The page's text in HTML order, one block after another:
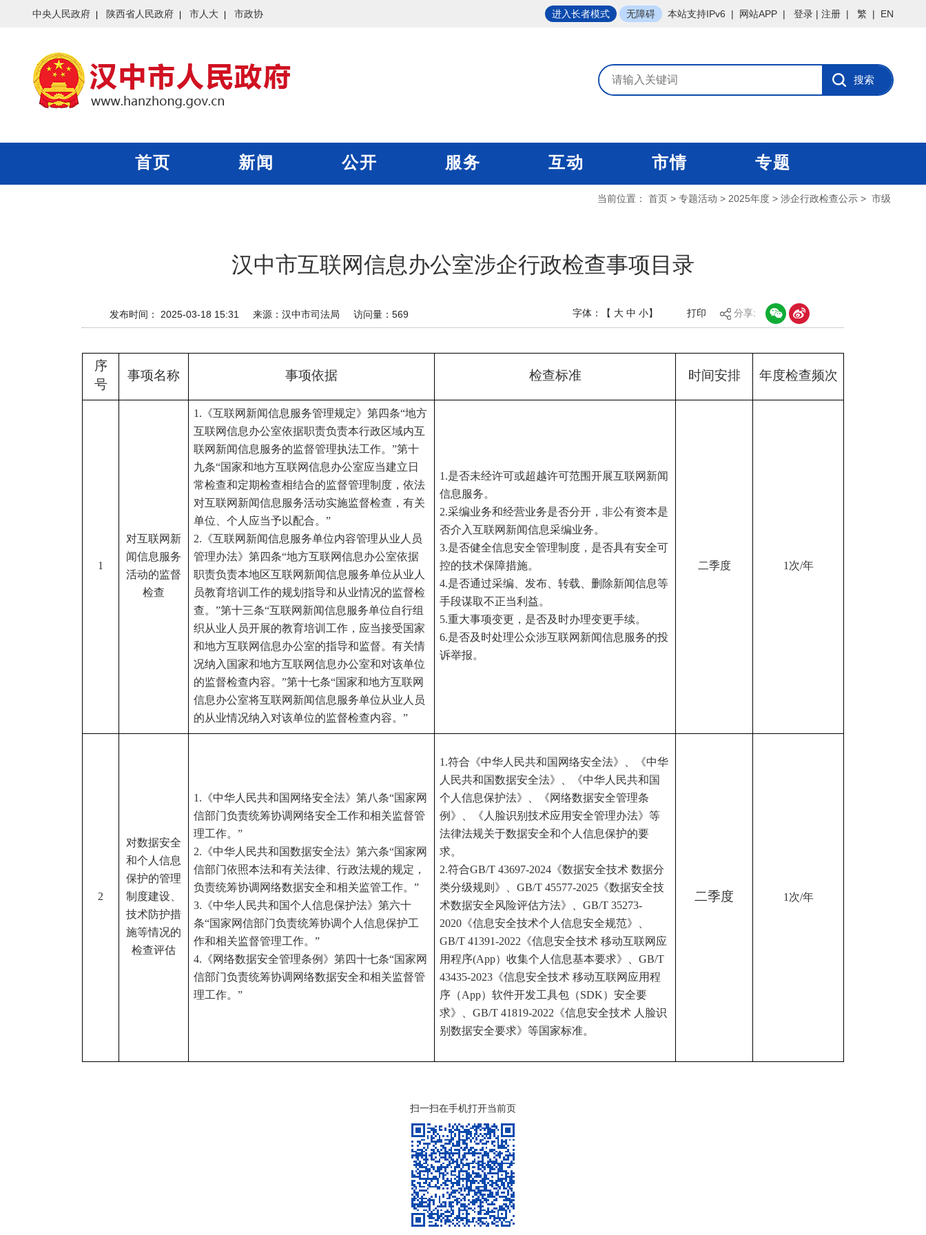
中央人民政府 陕西省人民政府 市人大 市政协 进入长者模式 无障碍 本站支持IPv6 | 网站APP | 登录 | 注册 | 繁 | EN
首页 新闻 公开 服务 互动 市情 专题
当前位置： 首页 > 专题活动 > 2025年度 > 涉企行政检查公示 > 市级
汉中市互联网信息办公室涉企行政检查事项目录
发布时间： 2025-03-18 15:31 来源： 汉中市司法局 访问量： 569 字体：【 大 中 小】 打印 分享:
序
号
事项名称 事项依据 检查标准 时间安排 年度检查频次
1
对互联网新
闻信息服务
活动的监督
检查
1.《互联网新闻信息服务管理规定》第四条“地方
互联网信息办公室依据职责负责本行政区域内互
联网新闻信息服务的监督管理执法工作。”第十
九条“国家和地方互联网信息办公室应当建立日
常检查和定期检查相结合的监督管理制度，依法
对互联网新闻信息服务活动实施监督检查，有关
单位、个人应当予以配合。”
2.《互联网新闻信息服务单位内容管理从业人员
管理办法》第四条“地方互联网信息办公室依据
职责负责本地区互联网新闻信息服务单位从业人
员教育培训工作的规划指导和从业情况的监督检
查。”第十三条“互联网新闻信息服务单位自行组
织从业人员开展的教育培训工作，应当接受国家
和地方互联网信息办公室的指导和监督。有关情
况纳入国家和地方互联网信息办公室和对该单位
的监督检查内容。”第十七条“国家和地方互联网
信息办公室将互联网新闻信息服务单位从业人员
的从业情况纳入对该单位的监督检查内容。”
1.是否未经许可或超越许可范围开展互联网新闻
信息服务。
2.采编业务和经营业务是否分开，非公有资本是
否介入互联网新闻信息采编业务。
3.是否健全信息安全管理制度，是否具有安全可
控的技术保障措施。
4.是否通过采编、发布、转载、删除新闻信息等
手段谋取不正当利益。
5.重大事项变更，是否及时办理变更手续。
6.是否及时处理公众涉互联网新闻信息服务的投
诉举报。
二季度 1次/年
2
对数据安全
和个人信息
保护的管理
制度建设、
技术防护措
施等情况的
检查评估
1.《中华人民共和国网络安全法》第八条“国家网
信部门负责统筹协调网络安全工作和相关监督管
理工作。”
2.《中华人民共和国数据安全法》第六条“国家网
信部门依照本法和有关法律、行政法规的规定，
负责统筹协调网络数据安全和相关监管工作。”
3.《中华人民共和国个人信息保护法》第六十
条“国家网信部门负责统筹协调个人信息保护工
作和相关监督管理工作。”
4.《网络数据安全管理条例》第四十七条“国家网
信部门负责统筹协调网络数据安全和相关监督管
理工作。”
1.符合《中华人民共和国网络安全法》、《中华
人民共和国数据安全法》、《中华人民共和国
个人信息保护法》、《网络数据安全管理条
例》、《人脸识别技术应用安全管理办法》等
法律法规关于数据安全和个人信息保护的要
求。
2.符合GB/T 43697-2024《数据安全技术 数据分
类分级规则》、GB/T 45577-2025《数据安全技
术数据安全风险评估方法》、GB/T 35273-
2020《信息安全技术个人信息安全规范》、
GB/T 41391-2022《信息安全技术 移动互联网应
用程序(App）收集个人信息基本要求》、GB/T
43435-2023《信息安全技术 移动互联网应用程
序（App）软件开发工具包（SDK）安全要
求》、GB/T 41819-2022《信息安全技术 人脸识
别数据安全要求》等国家标准。
二季度 1次/年
扫一扫在手机打开当前页